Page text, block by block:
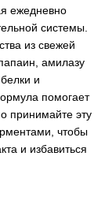
ежедневно
системы.
из свежей
амилазу
и
помогает
принимайте эту
чтобы
и избавиться